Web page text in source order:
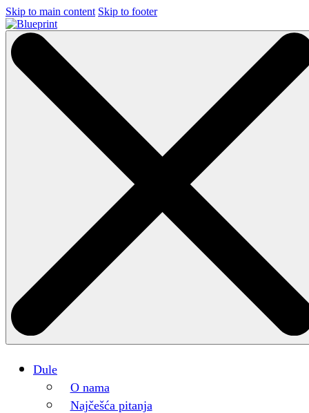
Skip to main content Skip to footer
Dule
O nama
Najčešća pitanja